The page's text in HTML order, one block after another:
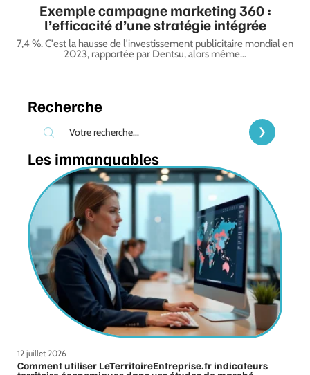
Exemple campagne marketing 360 :
l’efficacité d’une stratégie intégrée
7,4 %. C'est la hausse de l'investissement publicitaire mondial en
2023, rapportée par Dentsu, alors même…
Recherche
Les immanquables
12 juillet 2026
Comment utiliser LeTerritoireEntreprise.fr indicateurs